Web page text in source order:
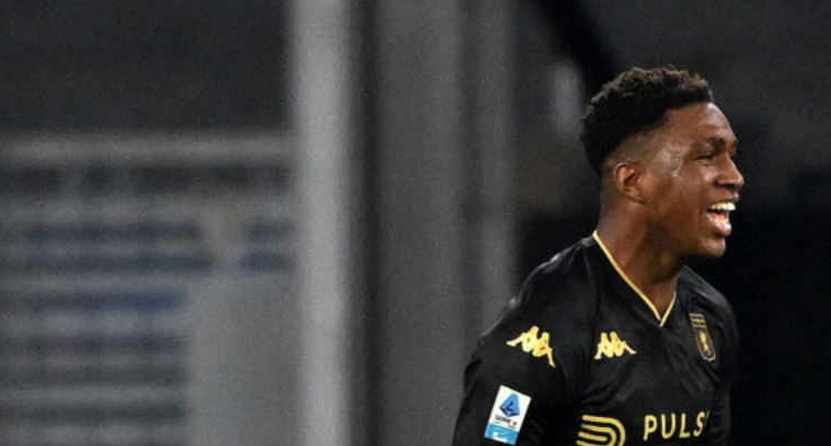
Cisano: nuova sfida a 50 anni
Genoa in lutto: è scomparso l’ex
allenatore Pippo Marchioro